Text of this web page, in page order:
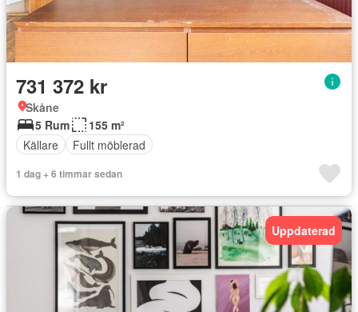
731 372 kr
Skåne
5 Rum
155 m²
Källare
Fullt möblerad
1 dag + 6 timmar sedan
Uppdaterad